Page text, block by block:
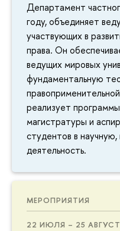
Департамент
году, объединяет
участвующих в
права. Он
ведущих мировых
фундаментальную
реализует
магистратуры и
студентов в
деятельность.
МЕРОПРИЯТИЯ
22 ИЮЛЯ – 25